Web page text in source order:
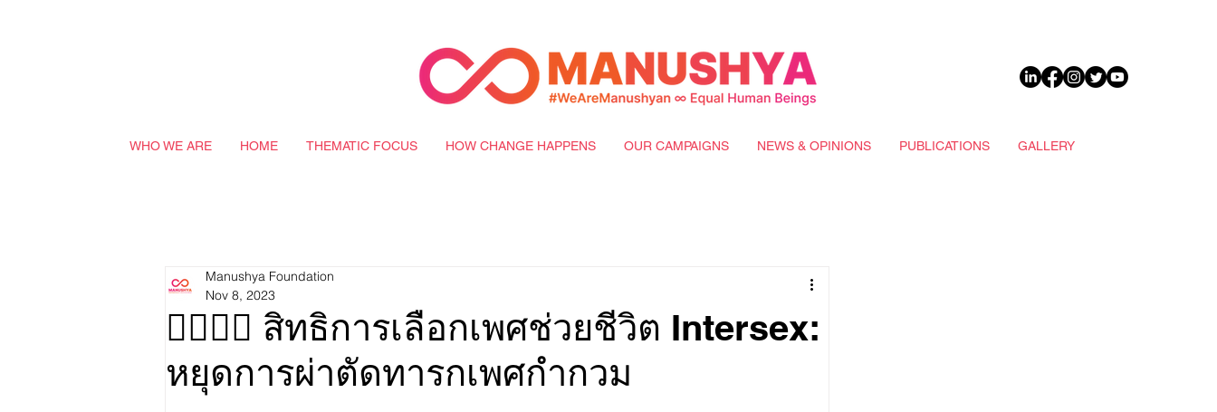
WHO WE ARE HOME THEMATIC FOCUS HOW CHANGE HAPPENS OUR CAMPAIGNS NEWS & OPINIONS PUBLICATIONS GALLERY
🏳️‍🌈💛💜 สิทธิการเลือกเพศช่วยชีวิต Intersex:
หยุดการผ่าตัดทารกเพศกำกวม
Manushya Foundation
Nov 8, 2023